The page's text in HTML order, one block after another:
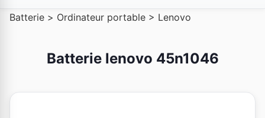
Batterie > Ordinateur portable > Lenovo
Batterie lenovo 45n1046